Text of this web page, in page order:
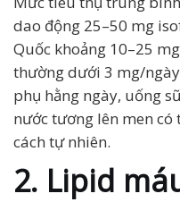
dao động 25–50 mg
Quốc khoảng 10–25
thường dưới 3 mg/
phụ hằng ngày, uống
nước tương lên men
cách tự nhiên.
2. Lipid